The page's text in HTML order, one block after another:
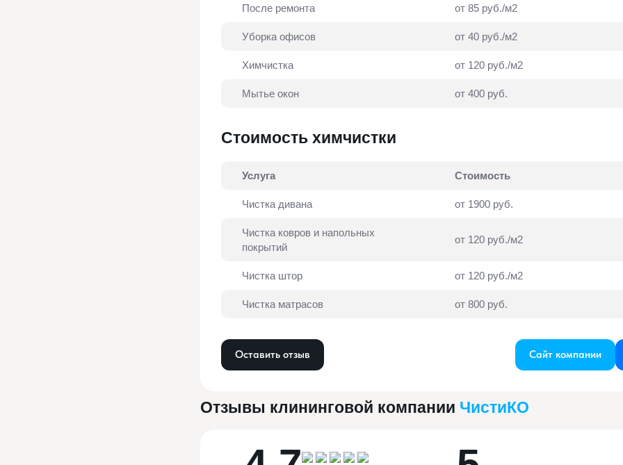
После ремонта от 85 руб./м2
Уборка офисов от 40 руб./м2
Химчистка от 120 руб./м2
Мытье окон от 400 руб.
Стоимость химчистки
Услуга Стоимость
Чистка дивана от 1900 руб.
Чистка ковров и напольных
покрытий
от 120 руб./м2
Чистка штор от 120 руб./м2
Чистка матрасов от 800 руб.
Оставить отзыв Сайт компании
Отзывы клининговой компании ЧистиКО